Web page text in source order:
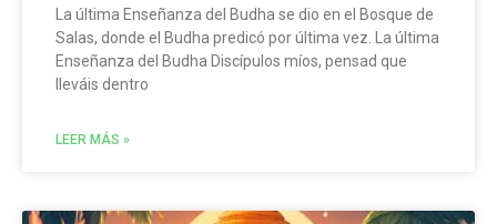
La última Enseñanza del Budha se dio en el Bosque de
Salas, donde el Budha predicó por última vez. La última
Enseñanza del Budha Discípulos míos, pensad que
lleváis dentro
LEER MÁS »